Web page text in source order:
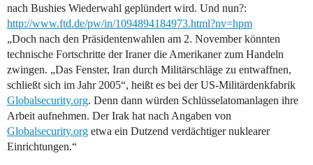
nach Bushies Wiederwahl geplündert wird. Und nun?:
http://www.ftd.de/pw/in/1094894184973.html?nv=hpm
„Doch nach den Präsidentenwahlen am 2. November könnten
technische Fortschritte der Iraner die Amerikaner zum Handeln
zwingen. „Das Fenster, Iran durch Militärschläge zu entwaffnen,
schließt sich im Jahr 2005“, heißt es bei der US-Militärdenkfabrik
Globalsecurity.org. Denn dann würden Schlüsselatomanlagen ihre
Arbeit aufnehmen. Der Irak hat nach Angaben von
Globalsecurity.org etwa ein Dutzend verdächtiger nuklearer
Einrichtungen.“